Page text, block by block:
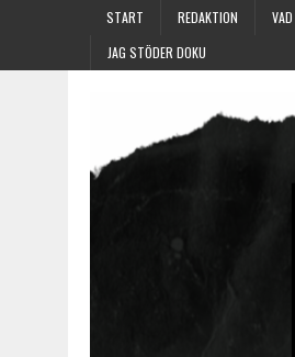
START REDAKTION
JAG STÖDER DOKU